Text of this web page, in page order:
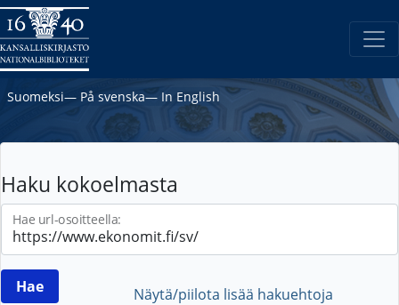
Suomeksi― På svenska― In English
Haku kokoelmasta
Hae url-osoitteella:
Näytä/piilota lisää hakuehtoja